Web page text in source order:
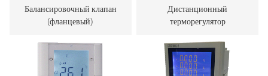
Балансировочный клапан
(фланцевый)
Дистанционный
терморегулятор